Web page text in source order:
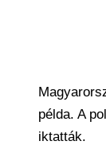
példa. A
iktatták.